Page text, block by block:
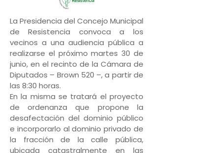
La Presidencia del Concejo Municipal
de Resistencia convoca a los
vecinos a una audiencia pública a
realizarse el próximo martes 30 de
junio, en el recinto de la Cámara de
Diputados – Brown 520 –, a partir de
las 8:30 horas.
En la misma se tratará el proyecto
de ordenanza que propone la
desafectación del dominio público
e incorporarlo al dominio privado de
la fracción de la calle pública,
ubicada catastralmente en las